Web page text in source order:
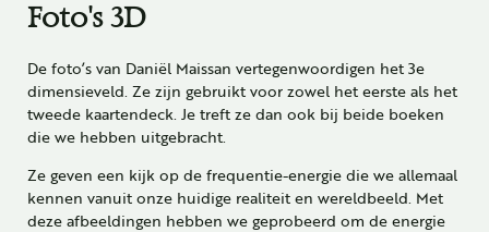
Foto's 3D
De foto’s van Daniël Maissan vertegenwoordigen het 3e
dimensieveld. Ze zijn gebruikt voor zowel het eerste als het
tweede kaartendeck. Je treft ze dan ook bij beide boeken
die we hebben uitgebracht.
Ze geven een kijk op de frequentie-energie die we allemaal
kennen vanuit onze huidige realiteit en wereldbeeld. Met
deze afbeeldingen hebben we geprobeerd om de energie